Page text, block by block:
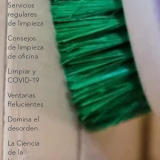
Servicios
regulares
de limpieza
Consejos
de limpieza
de oficina
Limpiar y
COVID-19
Ventanas
Relucientes
Domina el
desorden
La Ciencia
de la